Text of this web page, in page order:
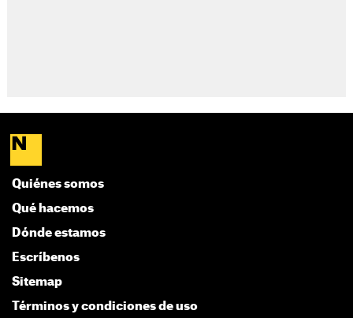
Quiénes somos
Qué hacemos
Dónde estamos
Escríbenos
Sitemap
Términos y condiciones de uso